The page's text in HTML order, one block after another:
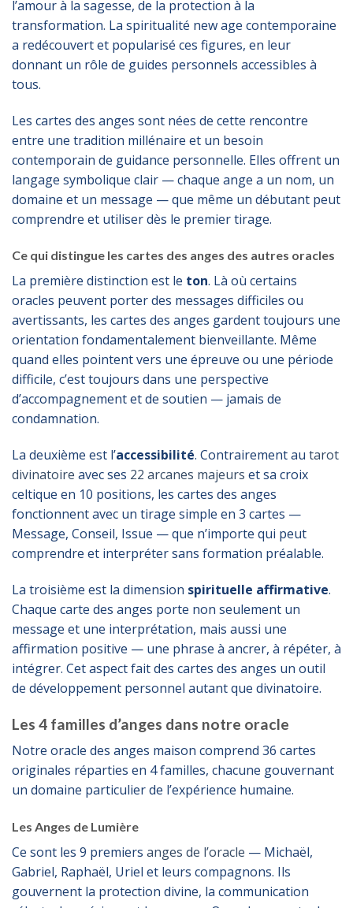
l’amour à la sagesse, de la protection à la
transformation. La spiritualité new age contemporaine
a redécouvert et popularisé ces figures, en leur
donnant un rôle de guides personnels accessibles à
tous.
Les cartes des anges sont nées de cette rencontre
entre une tradition millénaire et un besoin
contemporain de guidance personnelle. Elles offrent un
langage symbolique clair — chaque ange a un nom, un
domaine et un message — que même un débutant peut
comprendre et utiliser dès le premier tirage.
Ce qui distingue les cartes des anges des autres oracles
La première distinction est le ton. Là où certains
oracles peuvent porter des messages difficiles ou
avertissants, les cartes des anges gardent toujours une
orientation fondamentalement bienveillante. Même
quand elles pointent vers une épreuve ou une période
difficile, c’est toujours dans une perspective
d’accompagnement et de soutien — jamais de
condamnation.
La deuxième est l’accessibilité. Contrairement au tarot
divinatoire avec ses 22 arcanes majeurs et sa croix
celtique en 10 positions, les cartes des anges
fonctionnent avec un tirage simple en 3 cartes —
Message, Conseil, Issue — que n’importe qui peut
comprendre et interpréter sans formation préalable.
La troisième est la dimension spirituelle affirmative.
Chaque carte des anges porte non seulement un
message et une interprétation, mais aussi une
affirmation positive — une phrase à ancrer, à répéter, à
intégrer. Cet aspect fait des cartes des anges un outil
de développement personnel autant que divinatoire.
Les 4 familles d’anges dans notre oracle
Notre oracle des anges maison comprend 36 cartes
originales réparties en 4 familles, chacune gouvernant
un domaine particulier de l’expérience humaine.
Les Anges de Lumière
Ce sont les 9 premiers anges de l’oracle — Michaël,
Gabriel, Raphaël, Uriel et leurs compagnons. Ils
gouvernent la protection divine, la communication